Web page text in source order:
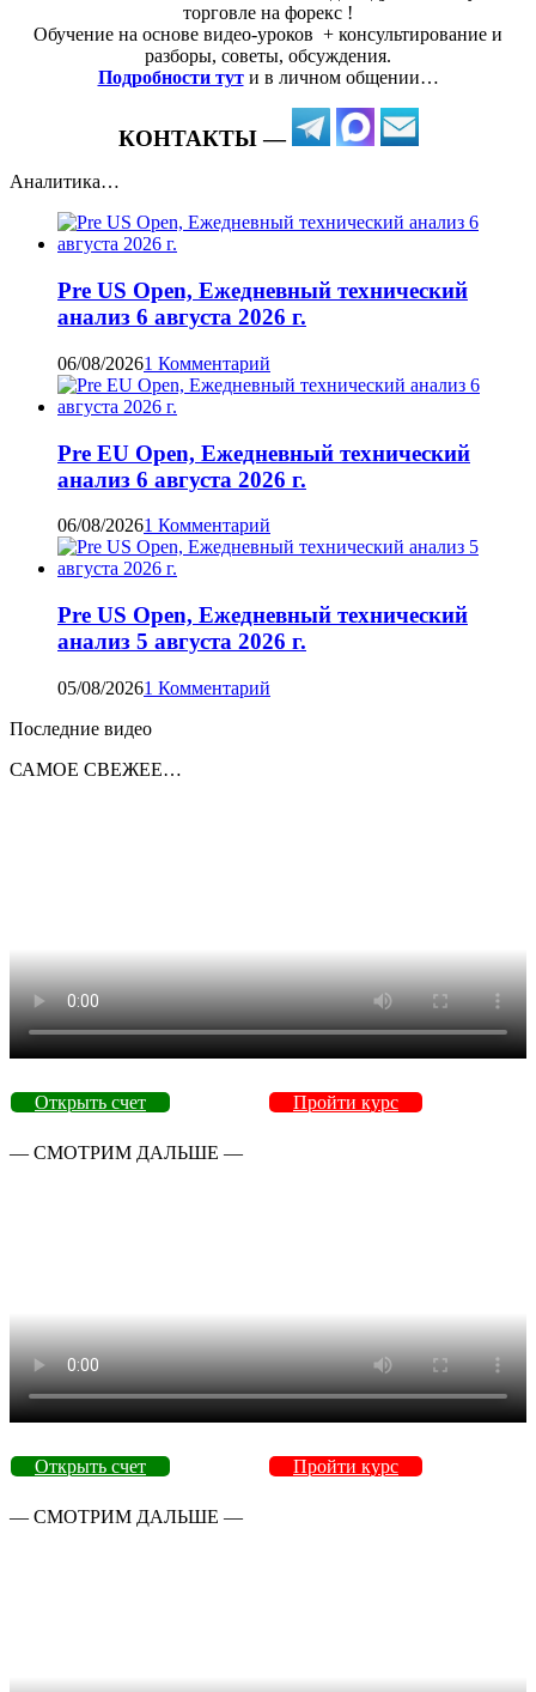
торговле на форекс !
Обучение на основе видео-уроков ️ + консультирование и
разборы, советы, обсуждения.
Подробности тут и в личном общении…
КОНТАКТЫ —
Аналитика…
Pre US Open, Ежедневный технический
анализ 6 августа 2026 г.
06/08/20261 Комментарий
Pre EU Open, Ежедневный технический
анализ 6 августа 2026 г.
06/08/20261 Комментарий
Pre US Open, Ежедневный технический
анализ 5 августа 2026 г.
05/08/20261 Комментарий
Последние видео
САМОЕ СВЕЖЕЕ…
Открыть счет Пройти курс
— СМОТРИМ ДАЛЬШЕ —
Открыть счет Пройти курс
— СМОТРИМ ДАЛЬШЕ —